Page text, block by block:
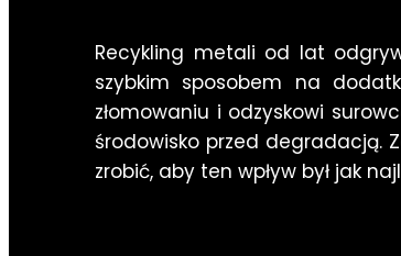
Recykling metali od lat
szybkim sposobem na
złomowaniu i odzyskowi
środowisko przed degradacją.
zrobić, aby ten wpływ był jak